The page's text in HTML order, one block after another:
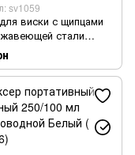
sv1059
виски с щипцами
стали